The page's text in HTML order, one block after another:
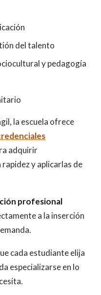
del talento
y pedagogía
la escuela ofrece
adquirir
y aplicarlas de
profesional
a la inserción
cada estudiante elija
especializarse en lo